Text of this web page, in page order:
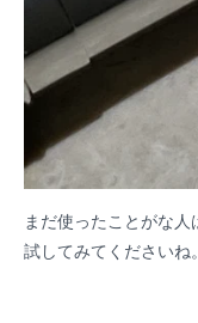
まだ使ったことがな
試してみてくださいね。